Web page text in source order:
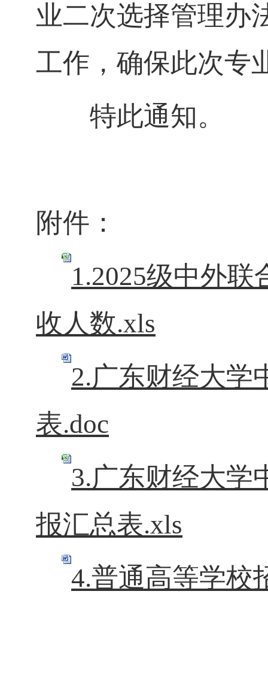
业二次选择管理办
工作，确保此次专
特此通知。
附件：
1.2025级中外
收人数.xls
2.广东财经大学
表.doc
3.广东财经大学
报汇总表.xls
4.普通高等学校